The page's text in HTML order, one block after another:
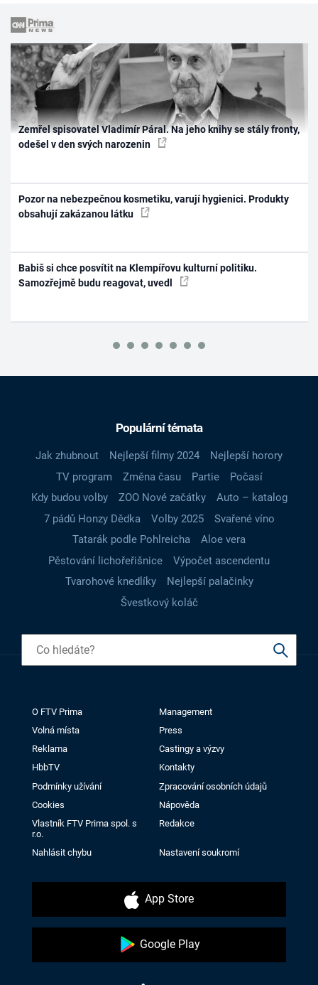
Zemřel spisovatel Vladimír Páral. Na jeho knihy se stály fronty,
odešel v den svých narozenin
Pozor na nebezpečnou kosmetiku, varují hygienici. Produkty
obsahují zakázanou látku
Babiš si chce posvítit na Klempířovu kulturní politiku.
Samozřejmě budu reagovat, uvedl
Populární témata
Jak zhubnout Nejlepší filmy 2024
Nejlepší horory
TV program
Změna času Partie
Počasí
Kdy budou volby
ZOO Nové začátky
Auto – katalog
7 pádů Honzy Dědka
Volby 2025
Svařené víno
Tatarák podle Pohlreicha
Aloe vera
Pěstování lichořeřišnice
Výpočet ascendentu
Tvarohové knedlíky
Nejlepší palačinky
Švestkový koláč
O FTV Prima
Management
Volná místa
Press
Reklama
Castingy a výzvy
HbbTV
Kontakty
Podmínky užívání
Zpracování osobních údajů
Cookies
Nápověda
Vlastník FTV Prima spol. s
r.o.
Redakce
Nahlásit chybu Nastavení soukromí
App Store
Google Play